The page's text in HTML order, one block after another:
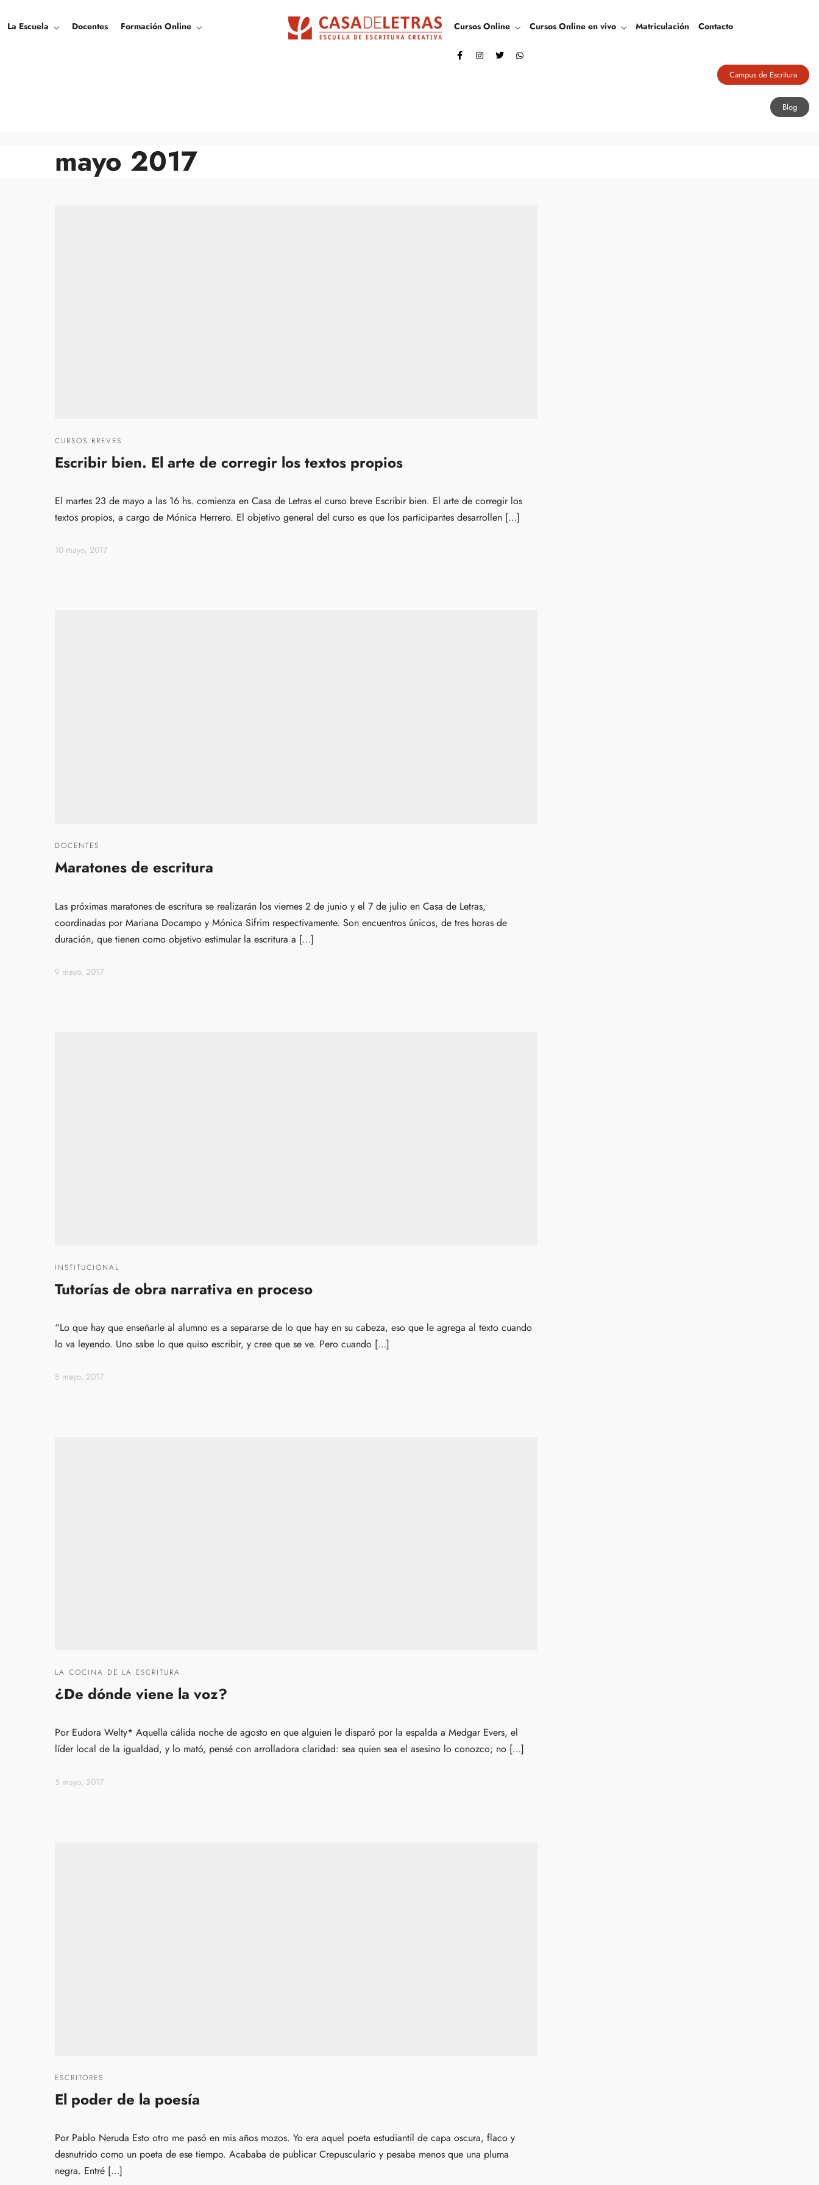
La Escuela Docentes Formación Online Cursos Online Cursos Online en vivo Matriculación Contacto
Campus de Escritura
Blog
mayo 2017
CURSOS BREVES
Escribir bien. El arte de corregir los textos propios
El martes 23 de mayo a las 16 hs. comienza en Casa de Letras el curso breve Escribir bien. El arte de corregir los
textos propios, a cargo de Mónica Herrero. El objetivo general del curso es que los participantes desarrollen […]
10 mayo, 2017
DOCENTES
Maratones de escritura
Las próximas maratones de escritura se realizarán los viernes 2 de junio y el 7 de julio en Casa de Letras,
coordinadas por Mariana Docampo y Mónica Sifrim respectivamente. Son encuentros únicos, de tres horas de
duración, que tienen como objetivo estimular la escritura a […]
9 mayo, 2017
INSTITUCIONAL
Tutorías de obra narrativa en proceso
“Lo que hay que enseñarle al alumno es a separarse de lo que hay en su cabeza, eso que le agrega al texto cuando
lo va leyendo. Uno sabe lo que quiso escribir, y cree que se ve. Pero cuando […]
8 mayo, 2017
LA COCINA DE LA ESCRITURA
¿De dónde viene la voz?
Por Eudora Welty* Aquella cálida noche de agosto en que alguien le disparó por la espalda a Medgar Evers, el
líder local de la igualdad, y lo mató, pensé con arrolladora claridad: sea quien sea el asesino lo conozco; no […]
5 mayo, 2017
ESCRITORES
El poder de la poesía
Por Pablo Neruda Esto otro me pasó en mis años mozos. Yo era aquel poeta estudiantil de capa oscura, flaco y
desnutrido como un poeta de ese tiempo. Acababa de publicar Crepusculario y pesaba menos que una pluma
negra. Entré […]